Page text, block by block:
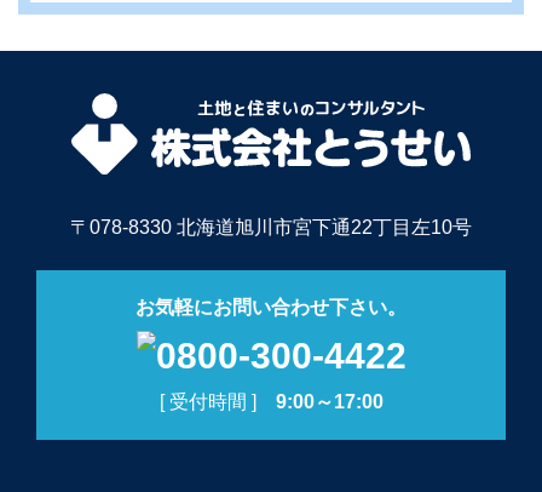
〒078-8330 北海道旭川市宮下通22丁目左10号
お気軽にお問い合わせ下さい。
[ 受付時間 ] 9:00～17:00